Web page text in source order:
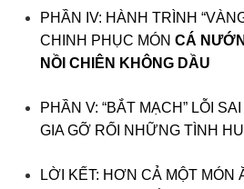
PHẦN IV: HÀNH TRÌNH
CHINH PHỤC MÓN CÁ
NỒI CHIÊN KHÔNG DẦU
PHẦN V: “BẮT MẠCH” LỖI
GIA GỠ RỐI NHỮNG TÌNH
LỜI KẾT: HƠN CẢ MỘT MÓN